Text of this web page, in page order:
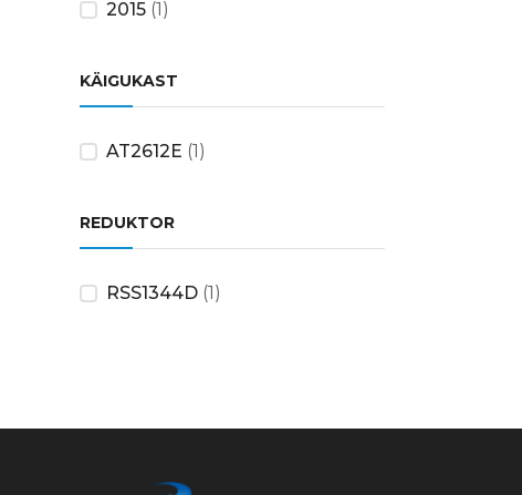
2015 (1)
KÄIGUKAST
AT2612E (1)
REDUKTOR
RSS1344D (1)